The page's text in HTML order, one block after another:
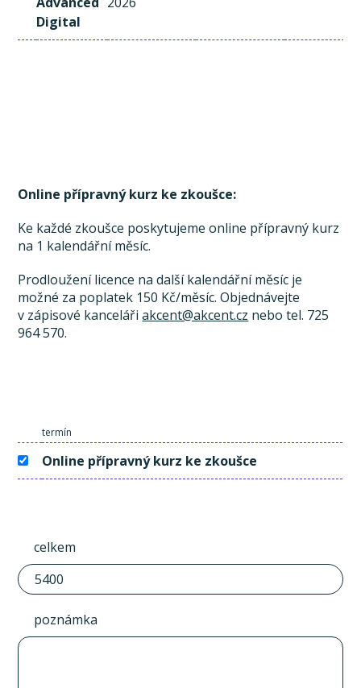
Digital
Online přípravný kurz ke zkoušce:
Ke každé zkoušce poskytujeme online přípravný kurz
na 1 kalendářní měsíc.
Prodloužení licence na další kalendářní měsíc je
možné za poplatek 150 Kč/měsíc. Objednávejte
v zápisové kancelářiakcent@akcent.cz nebo tel. 725
964 570.
termín
Online přípravný kurz ke zkoušce
celkem
poznámka